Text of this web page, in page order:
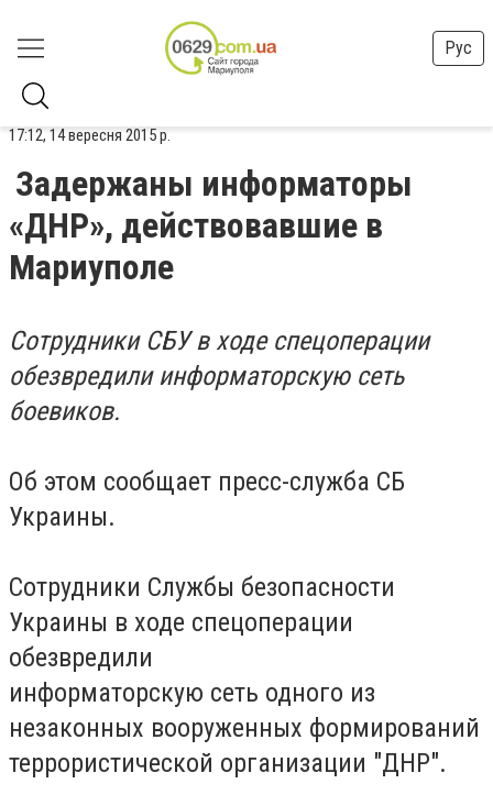
Рус
17:12, 14 вересня 2015 р.
Задержаны информаторы
«ДНР», действовавшие в
Мариуполе
Сотрудники СБУ в ходе спецоперации
обезвредили информаторскую сеть
боевиков.
Об этом сообщает пресс-служба СБ
Украины.
Сотрудники Службы безопасности
Украины в ходе спецоперации
обезвредили
информаторскую сеть одного из
незаконных вооруженных формирований
террористической организации "ДНР".